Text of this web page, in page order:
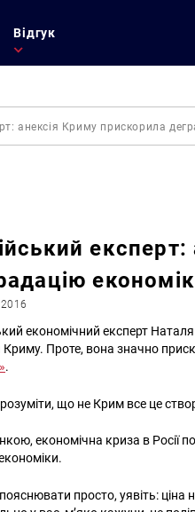
Відгук
анексія Криму прискорила
економічний експерт
Криму. Проте, вона значно
.
що не Крим все це
економічна криза в Росії
просто, уявіть: ціна